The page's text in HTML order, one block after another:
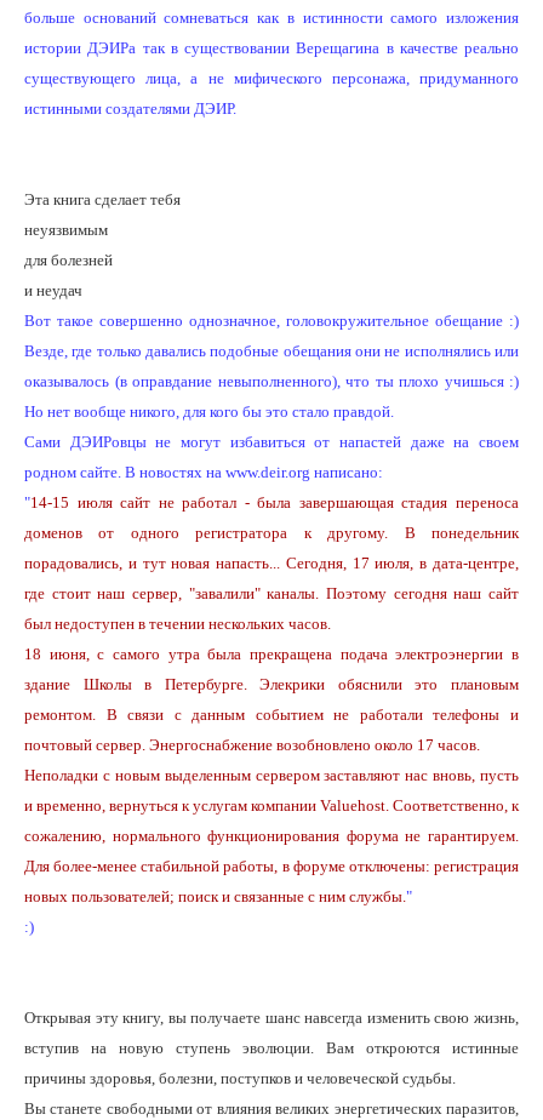
больше оснований сомневаться как в истинности самого изложения
истории ДЭИРа так в существовании Верещагина в качестве реально
существующего лица, а не мифического персонажа, придуманного
истинными создателями ДЭИР.
Эта книга сделает тебя
неуязвимым
для болезней
и неудач
Вот такое совершенно однозначное, головокружительное обещание :)
Везде, где только давались подобные обещания они не исполнялись или
оказывалось (в оправдание невыполненного), что ты плохо учишься :)
Но нет вообще никого, для кого бы это стало правдой.
Сами ДЭИРовцы не могут избавиться от напастей даже на своем
родном сайте. В новостях на www.deir.org написано:
"14-15 июля сайт не работал - была завершающая стадия переноса
доменов от одного регистратора к другому. В понедельник
порадовались, и тут новая напасть... Сегодня, 17 июля, в дата-центре,
где стоит наш сервер, "завалили" каналы. Поэтому сегодня наш сайт
был недоступен в течении нескольких часов.
18 июня, с самого утра была прекращена подача электроэнергии в
здание Школы в Петербурге. Элекрики обяснили это плановым
ремонтом. В связи с данным событием не работали телефоны и
почтовый сервер. Энергоснабжение возобновлено около 17 часов.
Неполадки с новым выделенным сервером заставляют нас вновь, пусть
и временно, вернуться к услугам компании Valuehost. Соответственно, к
сожалению, нормального функционирования форума не гарантируем.
Для более-менее стабильной работы, в форуме отключены: регистрация
новых пользователей; поиск и связанные с ним службы."
:)
Открывая эту книгу, вы получаете шанс навсегда изменить свою жизнь,
вступив на новую ступень эволюции. Вам откроются истинные
причины здоровья, болезни, поступков и человеческой судьбы.
Вы станете свободными от влияния великих энергетических паразитов,